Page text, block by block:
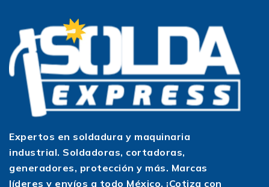
Expertos en soldadura y maquinaria
industrial. Soldadoras, cortadoras,
generadores, protección y más. Marcas
líderes y envíos a todo México. ¡Cotiza con